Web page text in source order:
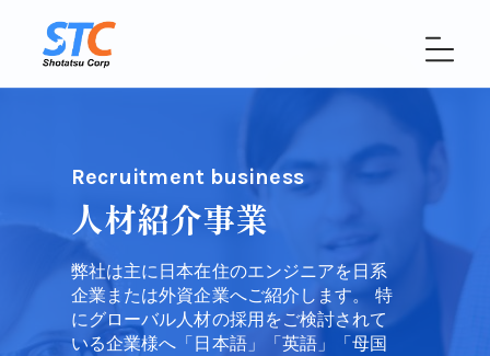
Recruitment business
人材紹介事業
弊社は主に日本在住のエンジニアを日系
企業または外資企業へご紹介します。 特
にグローバル人材の採用をご検討されて
いる企業様へ「日本語」「英語」「母国